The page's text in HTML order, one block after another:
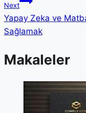
Next
Yapay Zeka ve
Sağlamak
Makaleler